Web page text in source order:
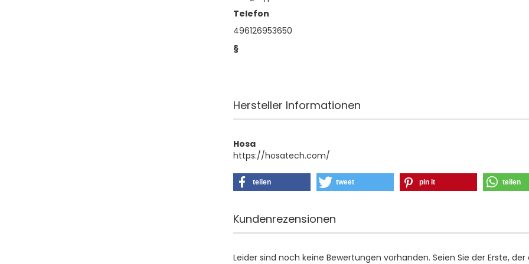
Telefon
496126953650
§
Hersteller Informationen
Hosa
https://hosatech.com/
teilen tweet pin it teilen
Kundenrezensionen
Leider sind noch keine Bewertungen vorhanden. Seien Sie der Erste, der